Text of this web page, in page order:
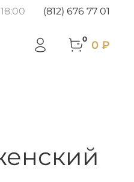
(812) 676 77 01
0 0 ₽